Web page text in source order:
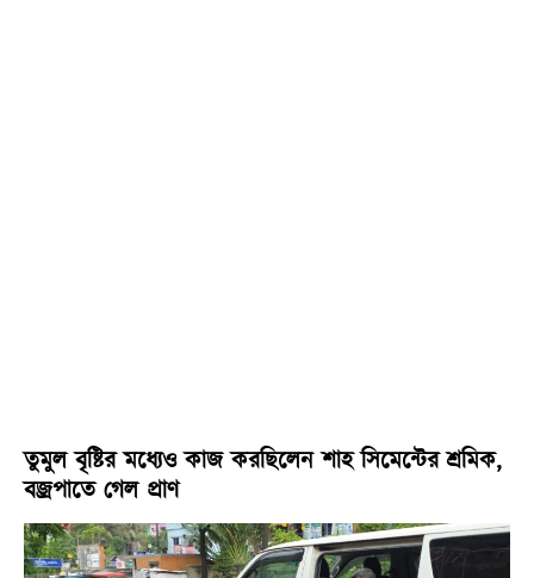
তুমুল বৃষ্টির মধ্যেও কাজ করছিলেন শাহ সিমেন্টের শ্রমিক,
বজ্রপাতে গেল প্রাণ